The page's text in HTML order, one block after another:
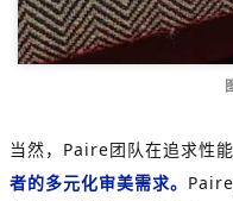
当然，Paire团队在追求性能
者的多元化审美需求。